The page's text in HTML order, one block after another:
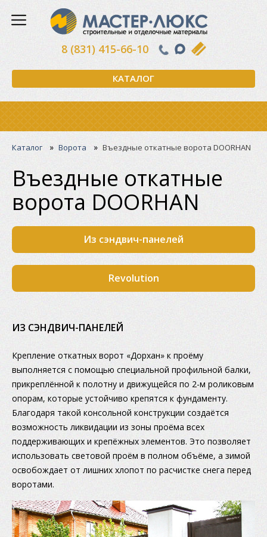
КАТАЛОГ
8 (831) 415-66-10
Каталог» Ворота » Въездные откатные ворота DOORHAN
Въездные откатные
ворота DOORHAN
Из сэндвич-панелей
Revolution
ИЗ СЭНДВИЧ-ПАНЕЛЕЙ
Крепление откатных ворот «Дорхан» к проёму
выполняется с помощью специальной профильной балки,
прикреплённой к полотну и движущейся по 2-м роликовым
опорам, которые устойчиво крепятся к фундаменту.
Благодаря такой консольной конструкции создаётся
возможность ликвидации из зоны проёма всех
поддерживающих и крепёжных элементов. Это позволяет
использовать световой проём в полном объёме, а зимой
освобождает от лишних хлопот по расчистке снега перед
воротами.